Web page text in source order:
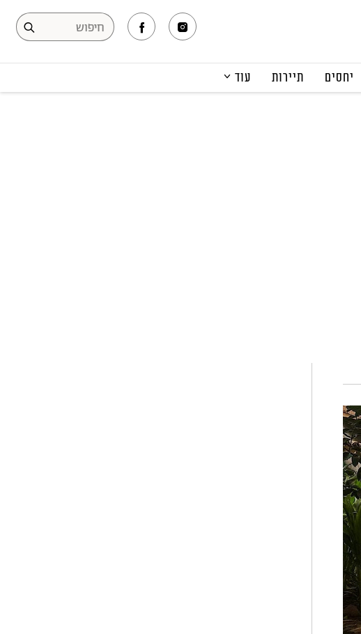
יחסים תיירות עוד